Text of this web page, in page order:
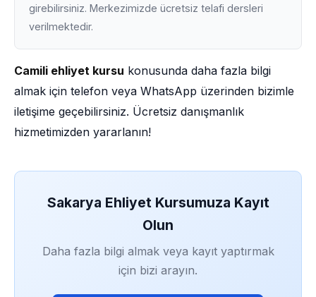
girebilirsiniz. Merkezimizde ücretsiz telafi dersleri
verilmektedir.
Camili ehliyet kursu konusunda daha fazla bilgi
almak için telefon veya WhatsApp üzerinden bizimle
iletişime geçebilirsiniz. Ücretsiz danışmanlık
hizmetimizden yararlanın!
Sakarya Ehliyet Kursumuza Kayıt
Olun
Daha fazla bilgi almak veya kayıt yaptırmak
için bizi arayın.